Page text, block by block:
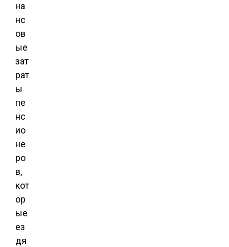
на
нс
ов
ые
зат
рат
ы
пе
нс
ио
не
ро
в,
кот
ор
ые
ез
дя